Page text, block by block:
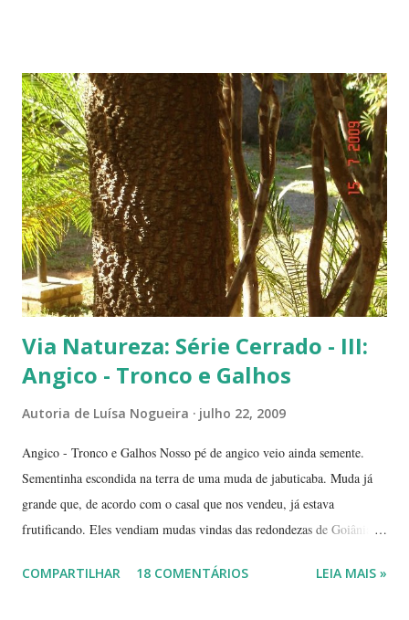
árvores dando as boas vindas na entrada de uma lanchonete, na
rodovia que liga Goiânia a Brasília ( Lanchonete Jerivá ).
Flamboyants do Jerivá Flamboyant amarelo - Este está em Brasília,
logo depois da Ponte das Garças - conhecida como 'a ponte do
(Conjunto Comercial) Gilberto Salomão', no sentid...
Via Natureza: Série Cerrado - III:
Angico - Tronco e Galhos
Autoria de Luísa Nogueira julho 22, 2009
Angico - Tronco e Galhos Nosso pé de angico veio ainda semente.
Sementinha escondida na terra de uma muda de jabuticaba. Muda já
grande que, de acordo com o casal que nos vendeu, já estava
frutificando. Eles vendiam mudas vindas das redondezas de Goiânia.
plantado a jabuticabeira, com bastante cuidado, regando-a
COMPARTILHAR 18 COMENTÁRIOS LEIA MAIS »